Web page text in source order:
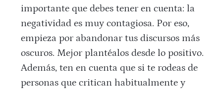
importante que debes tener en cuenta: la
negatividad es muy contagiosa. Por eso,
empieza por abandonar tus discursos más
oscuros. Mejor plantéalos desde lo positivo.
Además, ten en cuenta que si te rodeas de
personas que critican habitualmente y